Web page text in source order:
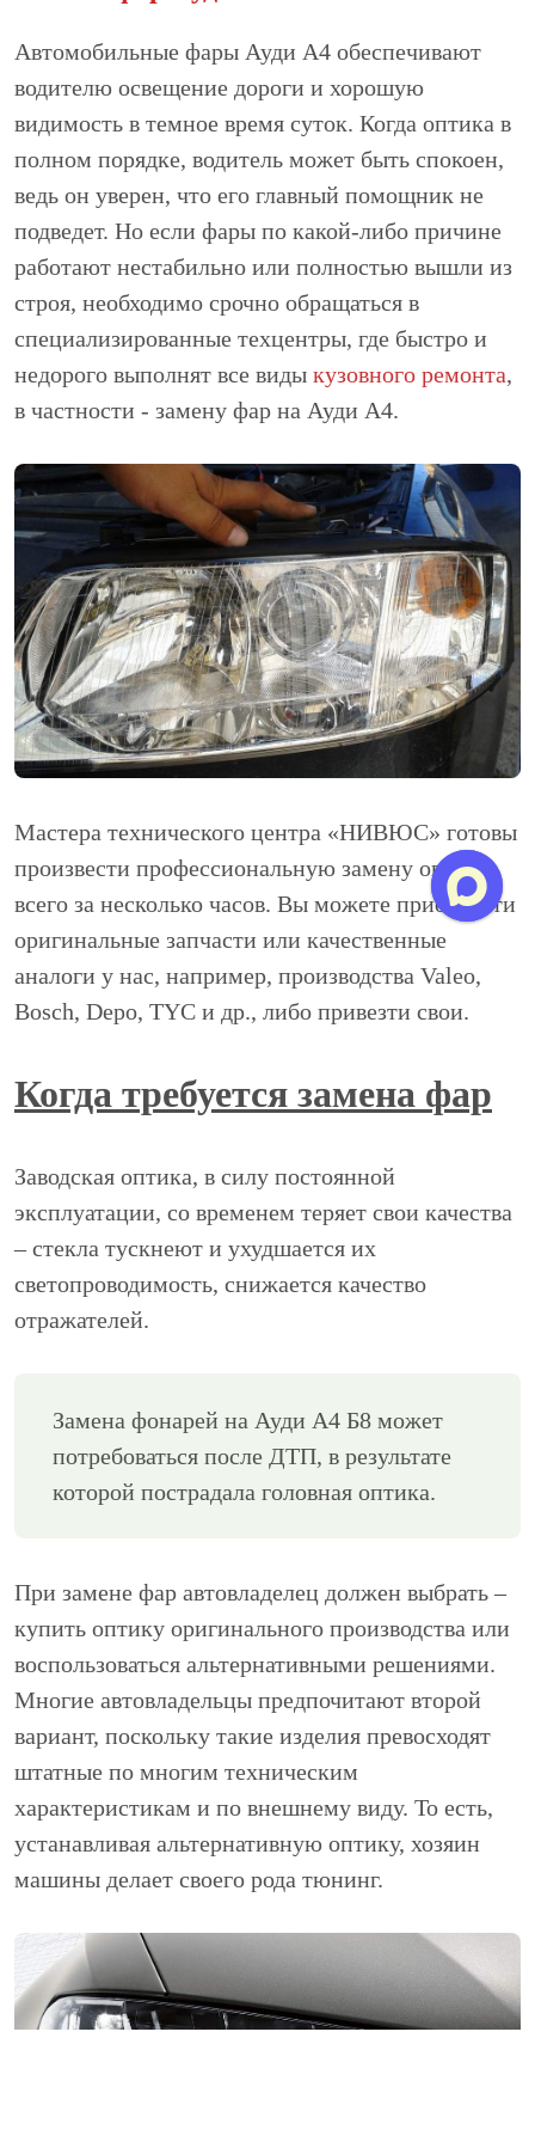
Автомобильные фары Ауди А4 обеспечивают
водителю освещение дороги и хорошую
видимость в темное время суток. Когда оптика в
полном порядке, водитель может быть спокоен,
ведь он уверен, что его главный помощник не
подведет. Но если фары по какой-либо причине
работают нестабильно или полностью вышли из
строя, необходимо срочно обращаться в
специализированные техцентры, где быстро и
недорого выполнят все виды кузовного ремонта,
в частности - замену фар на Ауди А4.
Мастера технического центра «НИВЮС» готовы
произвести профессиональную замену оптики
всего за несколько часов. Вы можете приобрести
оригинальные запчасти или качественные
аналоги у нас, например, производства Valeo,
Bosch, Depo, TYC и др., либо привезти свои.
Когда требуется замена фар
Заводская оптика, в силу постоянной
эксплуатации, со временем теряет свои качества
– стекла тускнеют и ухудшается их
светопроводимость, снижается качество
отражателей.
Замена фонарей на Ауди А4 Б8 может
потребоваться после ДТП, в результате
которой пострадала головная оптика.
При замене фар автовладелец должен выбрать –
купить оптику оригинального производства или
воспользоваться альтернативными решениями.
Многие автовладельцы предпочитают второй
вариант, поскольку такие изделия превосходят
штатные по многим техническим
характеристикам и по внешнему виду. То есть,
устанавливая альтернативную оптику, хозяин
машины делает своего рода тюнинг.